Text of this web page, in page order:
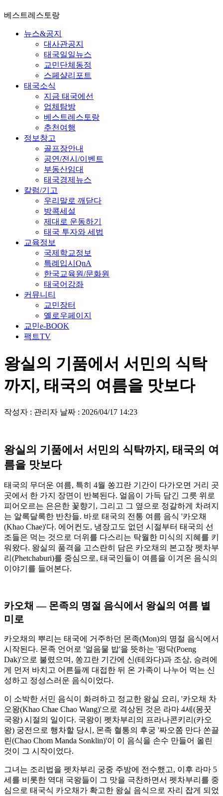
베스트레스토랑
뉴스&공지
대사관공지
태국일일뉴스
교민단체동정
스페샬리포트
태국소식
지금 태국에선
업체탐방
베스트레스토랑
추천여행
정보창고
골프장안내
공연/전시/이벤트
부동산임대
태국경제뉴스
칼럼/기고
우리말로 깨닫다
방콕세설
제대로 운동하기
태국 투자와 세법
교육정보
국제학교정보
특례입시QnA
한국교육원/문화원
태국어강좌
커뮤니티
교민장터
옐로우페이지
교민e-BOOK
팩트TV
왕실의 기품에서 서민의 식탁
까지, 태국의 여름을 맛보다
작성자 : 관리자 날짜 : 2026/04/17 14:23
왕실의 기품에서 서민의 식탁까지, 태국의 여
름을 맛보다
태국의 무더운 여름, 특히 4월 쏭끄란 기간이 다가오면 거리 곳
곳에서 한 가지 장면이 반복된다. 얼음이 가득 담긴 그릇 위로
피어오르는 은은한 꽃향기, 그리고 그 옆으로 정갈하게 차려지
는 알록달록한 반찬들. 바로 태국의 전통 여름 음식 '카오채
(Khao Chae)'다. 에어컨도, 냉장고도 없던 시절부터 태국의 선
조들은 먹는 것으로 더위를 다스리는 탁월한 미식의 지혜를 키
워왔다. 왕실의 품격을 고스란히 담은 카오채의 본고장 펫차부
리(Phetchaburi)를 중심으로, 태국인들이 여름을 이겨온 음식의
이야기를 들어본다.
카오채 — 몬족의 명절 음식에서 왕실의 여름 별
미로
카오채의 뿌리는 태국에 거주하던 몬족(Mon)의 명절 음식에서
시작된다. 몬족 언어로 '얼음물 밥'을 뜻하는 '펑닥(Poeng
Dak)'으로 불렸으며, 쏭끄란 기간에 신(테와다)과 조상, 승려에
게 먼저 바치고 어른들께 대접한 뒤 온 가족이 나누어 먹는 신
성하고 정성스러운 음식이었다.
이 소박한 서민 음식이 화려하고 정교한 왕실 요리, '카오채 차
오왕(Khao Chae Chao Wang)'으로 격상된 것은 라마 4세(몽꿋
국왕) 시절의 일이다. 국왕이 펫차부리의 프라나콘키리(카오
왕) 궁전으로 행차할 당시, 몬족 혈통의 후궁 '짜오쫌 만다 쏜끌
린(Chao Chom Manda Sonklin)'이 이 음식을 손수 만들어 올린
것이 그 시작이었다.
그녀는 조리법을 펫차부리 궁중 주방에 전수했고, 이후 라마 5
세를 비롯한 역대 국왕들이 그 맛을 극찬하면서 펫차부리를 중
심으로 태국식 카오채가 확고한 왕실 음식으로 자리 잡게 되었